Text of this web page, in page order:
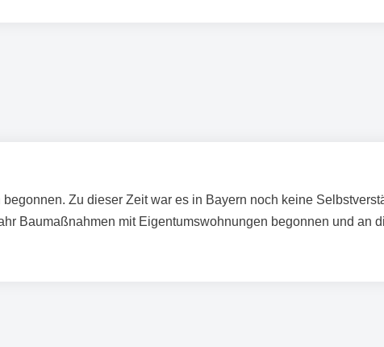
Zu dieser Zeit war es in Bayern noch keine
Baumaßnahmen mit Eigentumswohnungen begonnen und an